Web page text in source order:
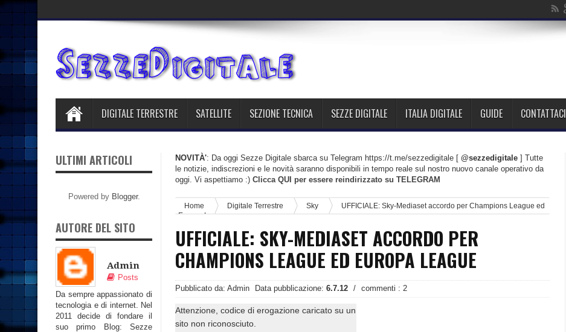
DIGITALE TERRESTRE SATELLITE SEZIONE TECNICA SEZZE DIGITALE ITALIA DIGITALE GUIDE CONTATTACI
ULTIMI ARTICOLI
Powered by Blogger.
AUTORE DEL SITO
Admin
Posts
Da sempre appassionato di
tecnologia e di internet. Nel
2011 decide di fondare il
suo primo Blog: Sezze
NOVITÀ': Da oggi Sezze Digitale sbarca su Telegram https://t.me/sezzedigitale [ @sezzedigitale ] Tutte
le notizie, indiscrezioni e le novità saranno disponibili in tempo reale sul nostro nuovo canale operativo da
oggi. Vi aspettiamo :) Clicca QUI per essere reindirizzato su TELEGRAM
Home Digitale Terrestre Sky
UFFICIALE: Sky-Mediaset accordo per Champions League ed
Europa League
UFFICIALE: SKY-MEDIASET ACCORDO PER
CHAMPIONS LEAGUE ED EUROPA LEAGUE
Pubblicato da: Admin Data pubblicazione: 6.7.12 / commenti : 2
Attenzione, codice di erogazione caricato su un
sito non riconosciuto.